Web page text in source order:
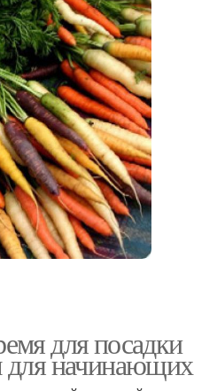
для посадки
начинающих